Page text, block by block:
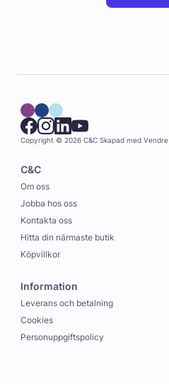
Copyright © 2026 C&C Skapad med Vendre
C&C
Om oss
Jobba hos oss
Kontakta oss
Hitta din närmaste butik
Köpvillkor
Information
Leverans och betalning
Cookies
Personuppgiftspolicy